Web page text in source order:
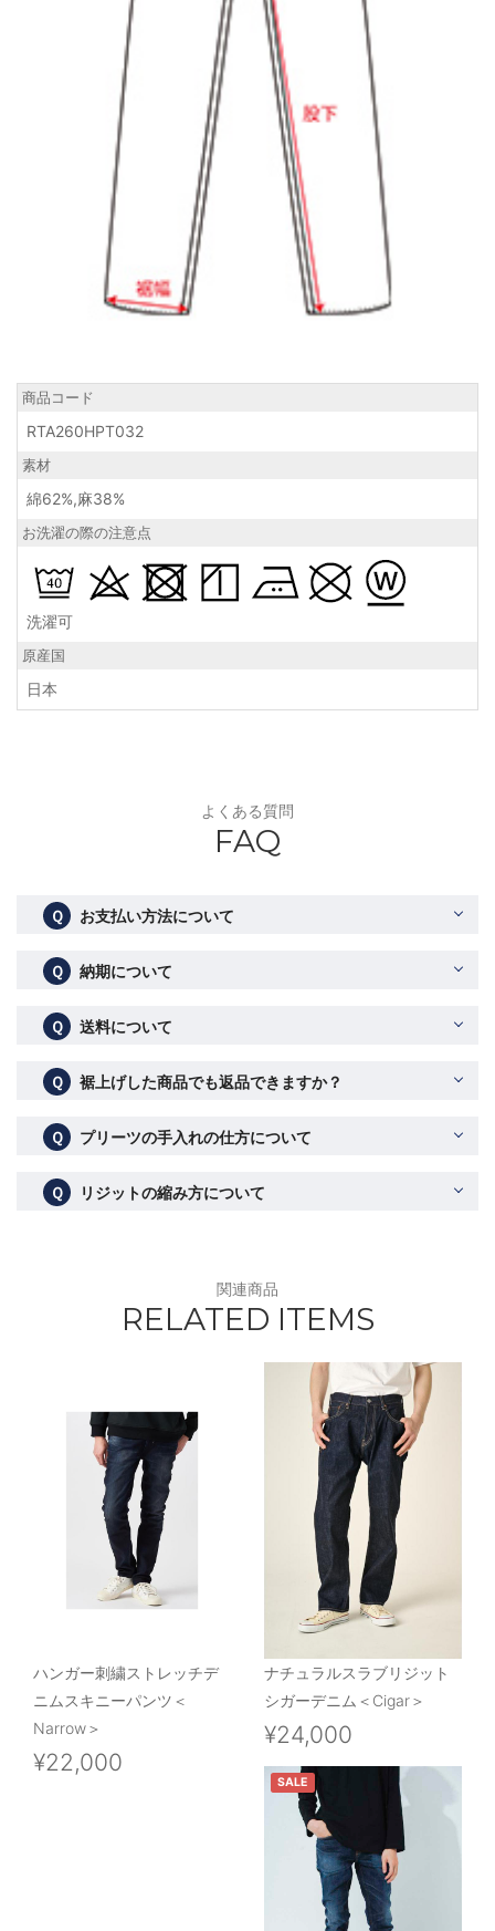
商品コード
RTA260HPT032
素材
綿62%,麻38%
お洗濯の際の注意点
洗濯可
原産国
日本
よくある質問
FAQ
Ｑ お支払い方法について
Ｑ 納期について
Ｑ 送料について
Ｑ 裾上げした商品でも返品できますか？
Ｑ プリーツの手入れの仕方について
Ｑ リジットの縮み方について
関連商品
RELATED ITEMS
ハンガー刺繍ストレッチデ
ニムスキニーパンツ＜
Narrow＞
¥22,000
ナチュラルスラブリジット
シガーデニム＜Cigar＞
¥24,000
SALE